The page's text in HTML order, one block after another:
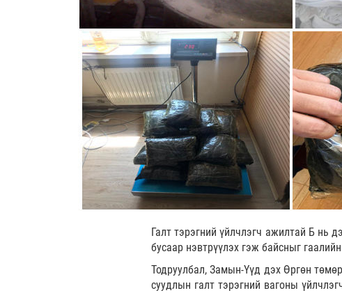
Галт тэрэгний үйлчлэгч ажилтай Б нь
бусаар нэвтрүүлэх гэж байсныг
Тодруулбал, Замын-Үүд дэх Өргөн
суудлын галт тэрэгний вагоны